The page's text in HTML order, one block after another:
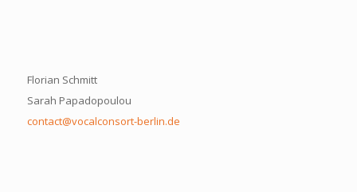
Florian Schmitt
Sarah Papadopoulou
contact@vocalconsort-berlin.de